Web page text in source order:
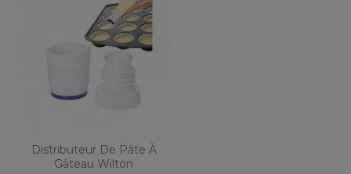
Distributeur De Pâte À
Gâteau Wilton